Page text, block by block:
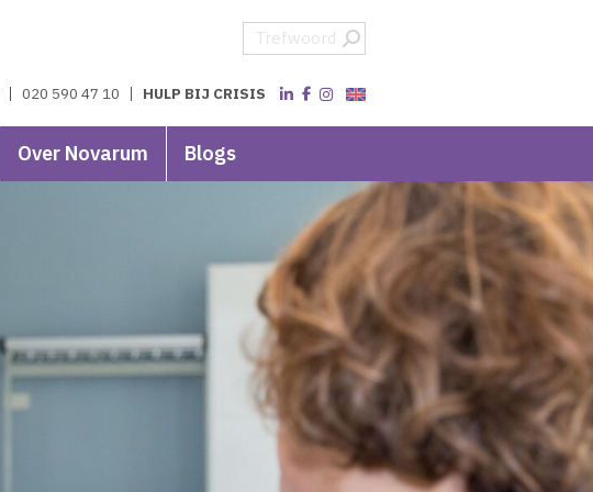
020 590 47 10 HULP BIJ CRISIS
Over Novarum Blogs